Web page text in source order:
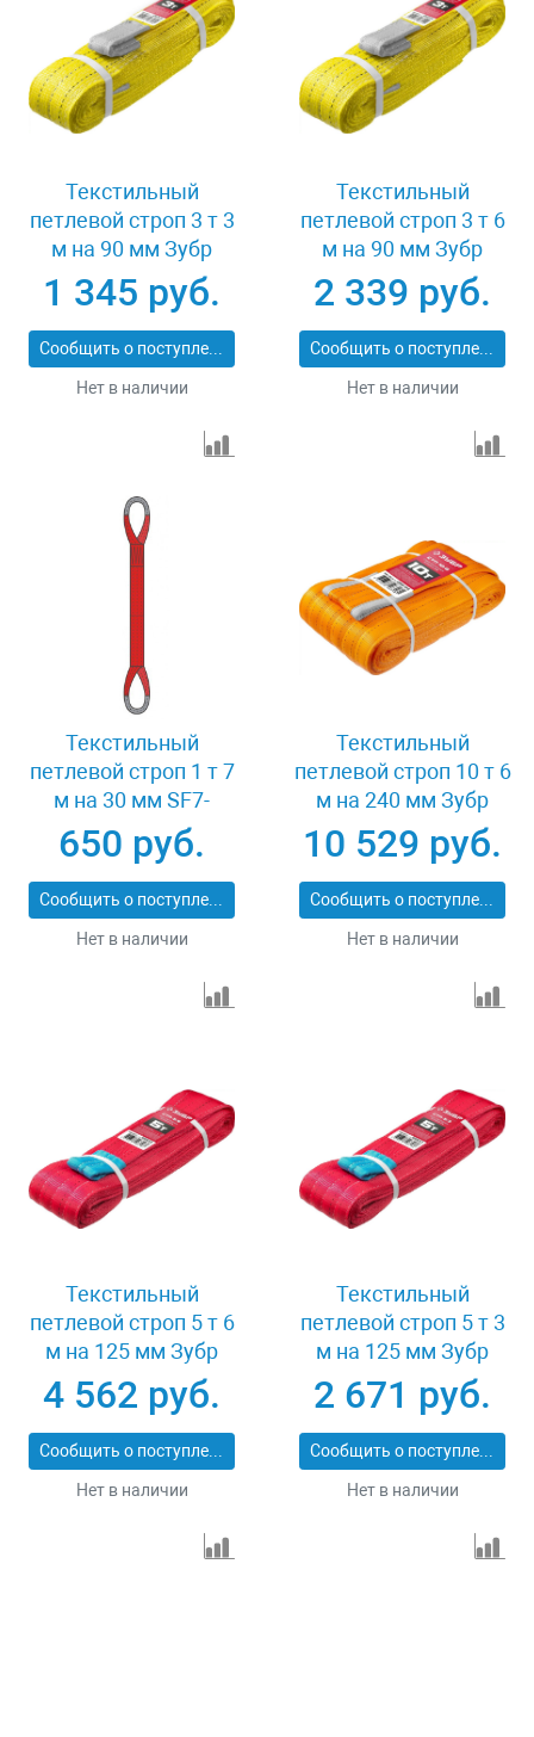
Текстильный
петлевой строп 3 т 3
м на 90 мм Зубр
43553-3-3
1 345 руб.
Сообщить о поступлении
Нет в наличии
Текстильный
петлевой строп 3 т 6
м на 90 мм Зубр
43553-3-6
2 339 руб.
Сообщить о поступлении
Нет в наличии
Текстильный
петлевой строп 1 т 7
м на 30 мм SF7-
СТП-1-7
650 руб.
Сообщить о поступлении
Нет в наличии
Текстильный
петлевой строп 10 т 6
м на 240 мм Зубр
43559-10-6
10 529 руб.
Сообщить о поступлении
Нет в наличии
Текстильный
петлевой строп 5 т 6
м на 125 мм Зубр
43555-5-6
4 562 руб.
Сообщить о поступлении
Нет в наличии
Текстильный
петлевой строп 5 т 3
м на 125 мм Зубр
43555-5-3
2 671 руб.
Сообщить о поступлении
Нет в наличии